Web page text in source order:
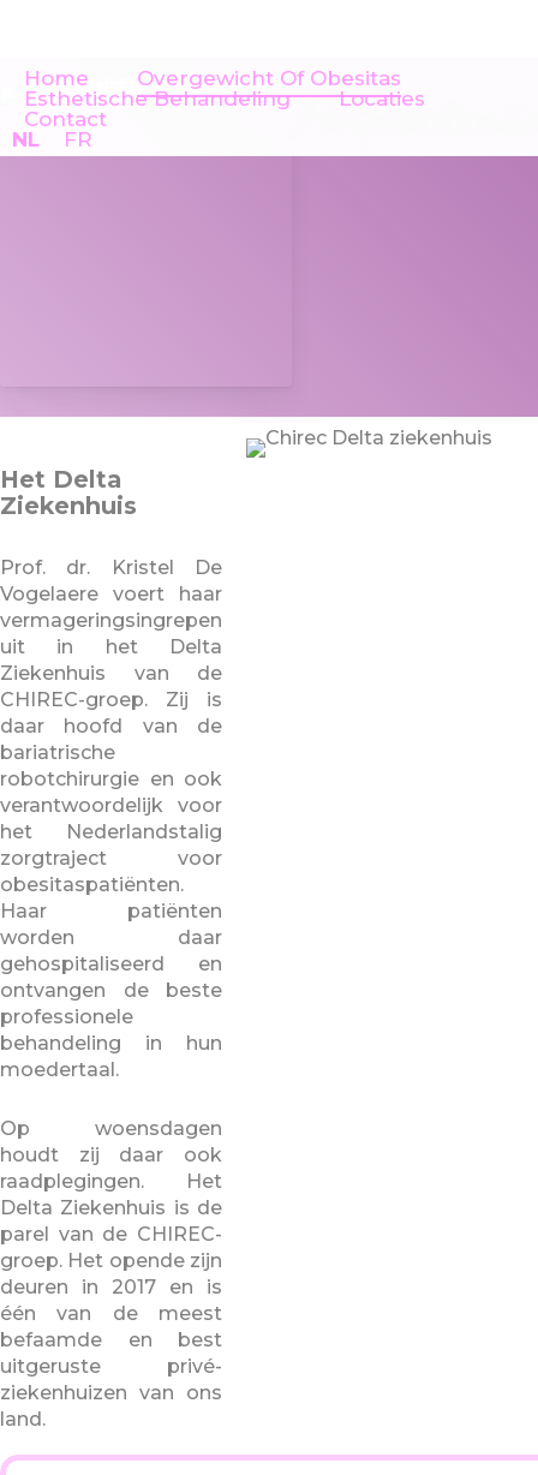
content
Home
Overgewicht Of Obesitas
Esthetische Behandeling
Locaties
Contact
NL
FR Hospitalisatie
Het Delta
Ziekenhuis
Prof. dr. Kristel De
Vogelaere voert haar
vermageringsingrepen
uit in het Delta
Ziekenhuis van de
CHIREC-groep. Zij is
daar hoofd van de
bariatrische
robotchirurgie en ook
verantwoordelijk voor
het Nederlandstalig
zorgtraject voor
obesitaspatiënten.
Haar patiënten
worden daar
gehospitaliseerd en
ontvangen de beste
professionele
behandeling in hun
moedertaal.
Op woensdagen
houdt zij daar ook
raadplegingen. Het
Delta Ziekenhuis is de
parel van de CHIREC-
groep. Het opende zijn
deuren in 2017 en is
één van de meest
befaamde en best
uitgeruste privé-
ziekenhuizen van ons
land.